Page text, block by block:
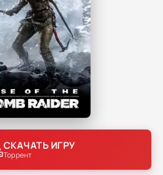
СКАЧАТЬ ИГРУ
Торрент